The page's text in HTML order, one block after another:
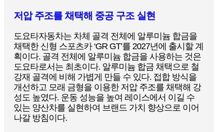
저압 주조를 채택해 중공 구조 실현
도요타자동차는 차체 골격 전체에 알루미늄 합금을
채택한 신형 스포츠카 ‘GR GT’를 2027년에 출시할 계
획이다. 골격 전체에 알루미늄 합금을 사용하는 것은
도요타로서는 최초이다. 알루미늄 합금 채택으로 철
강재 골격에 비해 가볍게 만들 수 있다. 접합 방식을
개선하고 모래 금형을 이용한 저압 주조를 채택해 강
성도 높였다. 운동 성능을 높여 레이스에서 이길 수
있는 양산차를 실현하여 브랜드 가치 향상으로 이어
나갈 방침이다.